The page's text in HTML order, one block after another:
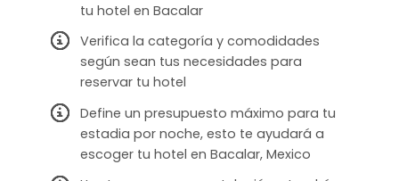
tu hotel en Bacalar
Verifica la categoría y comodidades
según sean tus necesidades para
reservar tu hotel
Define un presupuesto máximo para tu
estadia por noche, esto te ayudará a
escoger tu hotel en Bacalar, Mexico